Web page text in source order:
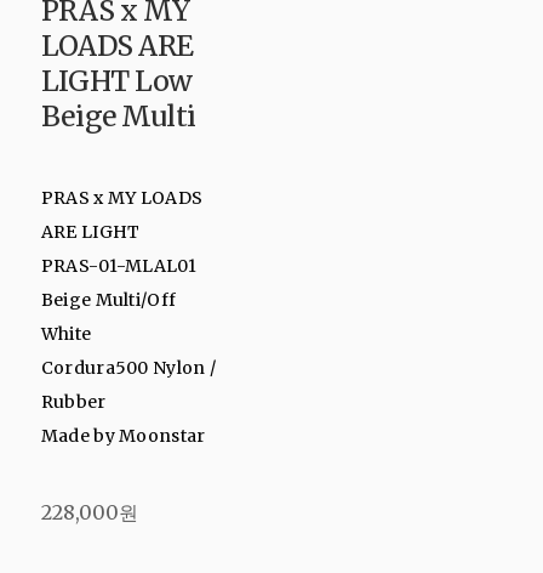
PRAS x MY
LOADS ARE
LIGHT Low
Beige Multi
PRAS x MY LOADS
ARE LIGHT
PRAS-01-MLAL01
Beige Multi/Off
White
Cordura500 Nylon /
Rubber
Made by Moonstar
228,000원